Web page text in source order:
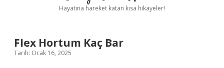
Yasal Uyarı
Hayatına hareket katan kısa hikayeler!
Flex Hortum Kaç Bar
Tarih: Ocak 16, 2025